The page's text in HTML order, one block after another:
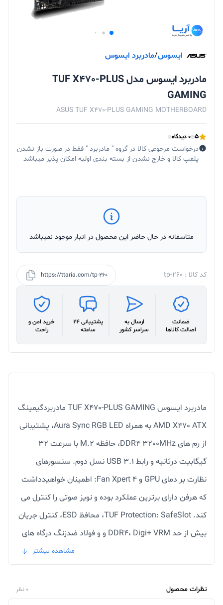
ایسوس/مادربرد ایسوس
مادربرد ایسوس مدل TUF X470-PLUS
GAMING
ASUS TUF X470-PLUS GAMING MOTHERBOARD
5 0 دیدگاه
درخواست مرجوعی کالا در گروه " مادربرد " فقط در صورت باز نشدن
پلمپ کالا و خارج نشدن از بسته بندی اولیه امکان پذیر میباشد
متاسفانه در حال حاضر این محصول در انبار موجود نمیباشد
کد کالا : tp-260 https://ttaria.com/tp-260
ضمانت
اصالت کالاها
ارسال به
سراسر کشور
پشتیبانی 24
ساعته
خرید امن و
راحت
مادربرد ایسوس TUF X470-PLUS GAMING مادربردگیمینگ
AMD X470 ATX به همراه Aura Sync RGB LED، پشتیبانی
از رم های DDR4 3200MHz، حافظه M.2 با سرعت 32
گیگابیت درثانیه و رابط USB 3.1 نسل دوم. سنسورهای
نظارت بر دمای GPU و Fan Xpert 4: اطمینان خواهیدداشت
که هرفن دارای برترین عملکرد بوده و نویز صوتی را کنترل می
کند. TUF Protection: SafeSlot، محافظ ESD، کنترل جریان
بیش از حد DDR4، Digi+ VRM و و فولاد ضدزنگ درگاه های
I/O برای قابلیت اطمینان در دراز مدت. اجزای TUF درجه
ماسفت های TUF برای نهایت دوام. صوت منحصر به فرد و
مشاهده بیشتر
نظرات محصول 0 نظر